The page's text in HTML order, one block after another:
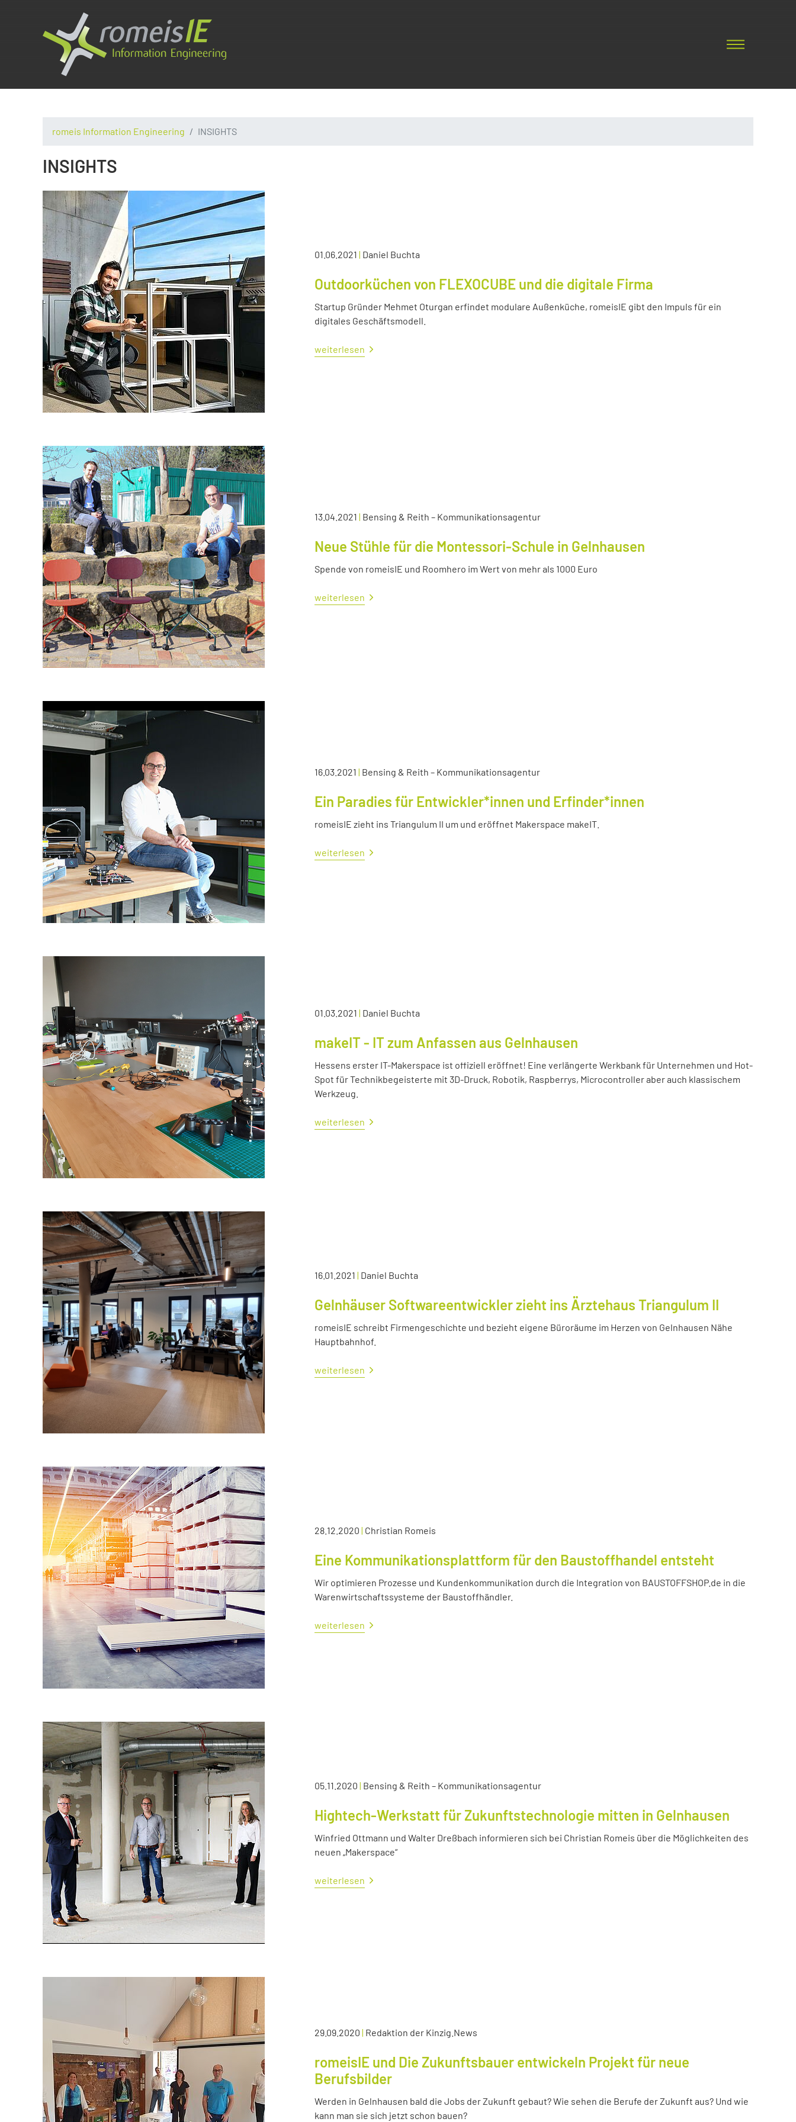
romeis Information Engineering INSIGHTS
INSIGHTS
01.06.2021 | Daniel Buchta
Outdoorküchen von FLEXOCUBE und die digitale Firma
Startup Gründer Mehmet Oturgan erfindet modulare Außenküche, romeisIE gibt den Impuls für ein
digitales Geschäftsmodell.
weiterlesen
13.04.2021 | Bensing & Reith – Kommunikationsagentur
Neue Stühle für die Montessori-Schule in Gelnhausen
Spende von romeisIE und Roomhero im Wert von mehr als 1000 Euro
weiterlesen
16.03.2021 | Bensing & Reith – Kommunikationsagentur
Ein Paradies für Entwickler*innen und Erfinder*innen
romeisIE zieht ins Triangulum II um und eröffnet Makerspace makeIT.
weiterlesen
01.03.2021 | Daniel Buchta
makeIT - IT zum Anfassen aus Gelnhausen
Hessens erster IT-Makerspace ist offiziell eröffnet! Eine verlängerte Werkbank für Unternehmen und Hot-
Spot für Technikbegeisterte mit 3D-Druck, Robotik, Raspberrys, Microcontroller aber auch klassischem
Werkzeug.
weiterlesen
16.01.2021 | Daniel Buchta
Gelnhäuser Softwareentwickler zieht ins Ärztehaus Triangulum II
romeisIE schreibt Firmengeschichte und bezieht eigene Büroräume im Herzen von Gelnhausen Nähe
Hauptbahnhof.
weiterlesen
28.12.2020 | Christian Romeis
Eine Kommunikationsplattform für den Baustoffhandel entsteht
Wir optimieren Prozesse und Kundenkommunikation durch die Integration von BAUSTOFFSHOP.de in die
Warenwirtschaftssysteme der Baustoffhändler.
weiterlesen
05.11.2020 | Bensing & Reith – Kommunikationsagentur
Hightech-Werkstatt für Zukunftstechnologie mitten in Gelnhausen
Winfried Ottmann und Walter Dreßbach informieren sich bei Christian Romeis über die Möglichkeiten des
neuen „Makerspace“
weiterlesen
29.09.2020 | Redaktion der Kinzig.News
romeisIE und Die Zukunftsbauer entwickeln Projekt für neue
Berufsbilder
Werden in Gelnhausen bald die Jobs der Zukunft gebaut? Wie sehen die Berufe der Zukunft aus? Und wie
kann man sie sich jetzt schon bauen?